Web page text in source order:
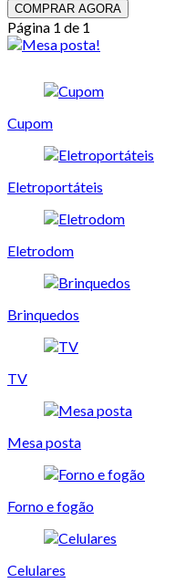
COMPRAR AGORA
Página 1 de 1
Cupom
Eletroportáteis
Eletrodom
Brinquedos
TV
Mesa posta
Forno e fogão
Celulares